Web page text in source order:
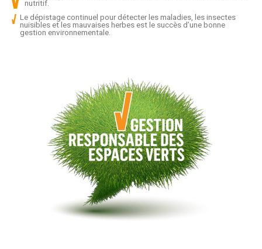
nutritif.
Le dépistage continuel pour détecter les maladies, les insectes
nuisibles et les mauvaises herbes est le succès d’une bonne
gestion environnementale.